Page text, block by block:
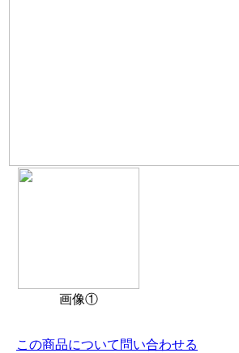
画像①
この商品について問い合わせる